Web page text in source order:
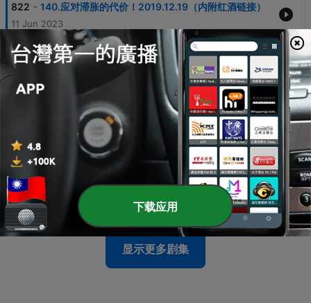
822 - 140.应对滞胀的代价！2019.12.19（内附红酒链接）
11 Jun 2023
821 - 140.女子为分手，自导自演绑架戏码，戏过了啊
11 Jun 2023
820 - 140.在日本买东西，塑料袋为何不收费？
819 - 140.他是中国经济学界的良心
11 Jun 2023
818 - 140.中美会谈 与 美俄“杀手之争”
11 Jun 2023
显示更多剧集
下载应用